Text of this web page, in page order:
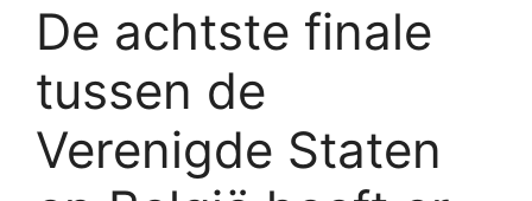
De achtste finale
tussen de
Verenigde Staten